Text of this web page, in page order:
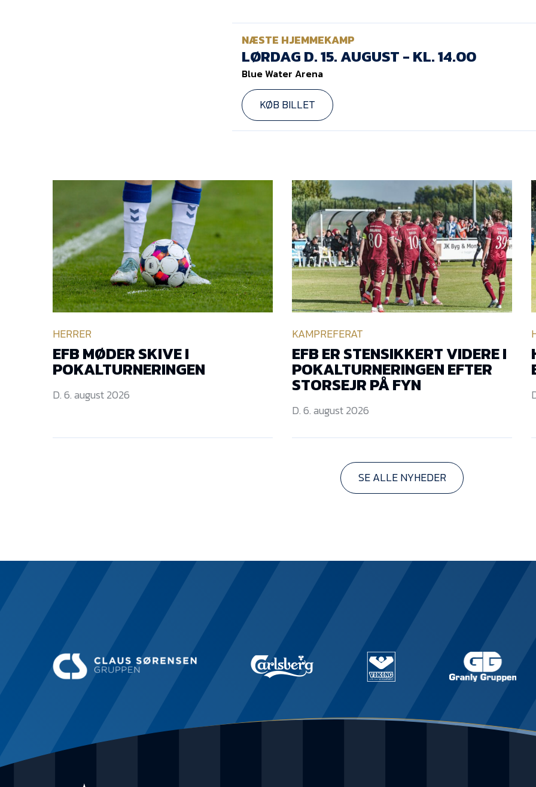
NÆSTE HJEMMEKAMP
LØRDAG D. 15. AUGUST - KL. 14.00
Blue Water Arena
KØB BILLET
HERRER
EFB MØDER SKIVE I
POKALTURNERINGEN
D. 6. august 2026
KAMPREFERAT
EFB ER STENSIKKERT VIDERE I
POKALTURNERINGEN EFTER
STORSEJR PÅ FYN
D. 6. august 2026
SE ALLE NYHEDER